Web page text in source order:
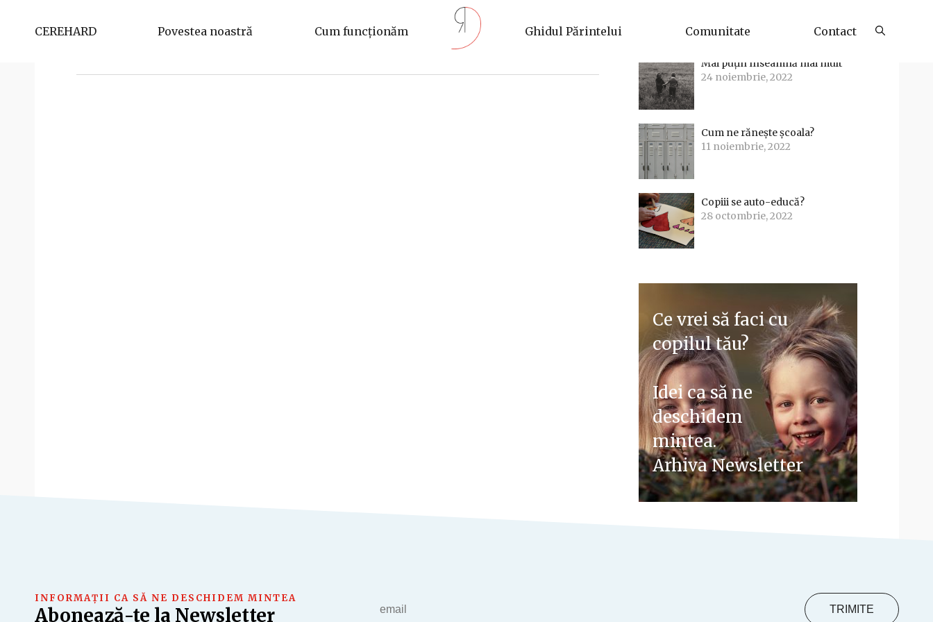
CEREHARD Povestea noastră Cum funcționăm Ghidul Părintelui Comunitate Contact
Mai puțin înseamnă mai mult
24 noiembrie, 2022
Cum ne rănește școala?
11 noiembrie, 2022
Copiii se auto-educă?
28 octombrie, 2022
Ce vrei să faci cu
copilul tău?
Idei ca să ne
deschidem
mintea.
Arhiva Newsletter
INFORMAȚII CA SĂ NE DESCHIDEM MINTEA
Abonează-te la Newsletter